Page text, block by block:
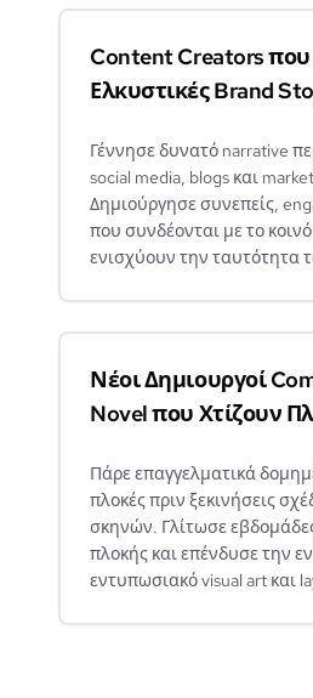
Content Creators που
Ελκυστικές Brand
Γέννησε δυνατό narrative
social media, blogs και
Δημιούργησε συνεπείς,
που συνδέονται με το
ενισχύουν την ταυτότητα
Νέοι Δημιουργοί
Novel που Χτίζουν
Πάρε επαγγελματικά
πλοκές πριν ξεκινήσεις
σκηνών. Γλίτωσε
πλοκής και επένδυσε την
εντυπωσιακό visual art και